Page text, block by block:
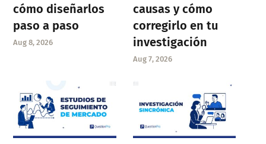
cómo diseñarlos
paso a paso
Aug 8, 2026
causas y cómo
corregirlo en tu
investigación
Aug 7, 2026